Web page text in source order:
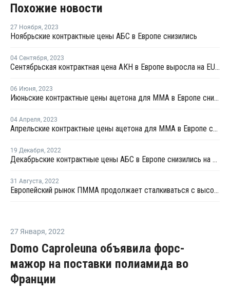
Похожие новости
27 Ноября, 2023
Ноябрьские контрактные цены АБС в Европе снизились
04 Сентября, 2023
Сентябрьская контрактная цена АКН в Европе выросла на EUR86 за тонну
06 Июня, 2023
Июньские контрактные цены ацетона для ММА в Европе снизились
04 Апреля, 2023
Апрельские контрактные цены ацетона для ММА в Европе снизились
19 Декабря, 2022
Декабрьские контрактные цены АБС в Европе снизились на EUR105 за тонну
31 Августа, 2022
Европейский рынок ПММА продолжает сталкиваться с высокими затратами и слабым спросом
27 Января, 2022
Domo Caproleuna объявила форс-
мажор на поставки полиамида во
Франции